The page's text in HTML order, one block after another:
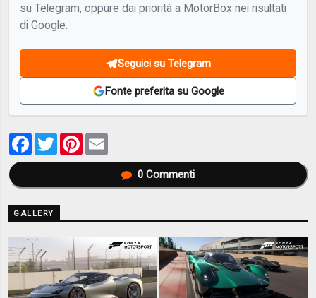
su Telegram, oppure dai priorità a MotorBox nei risultati
di Google.
Seguici su Telegram
Fonte preferita su Google
Facebook
TwitterPinterest
0Commenti
GALLERY